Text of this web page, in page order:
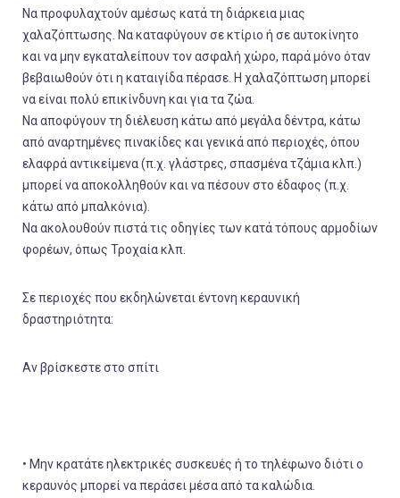
Να προφυλαχτούν αμέσως κατά τη διάρκεια μιας
χαλαζόπτωσης. Να καταφύγουν σε κτίριο ή σε αυτοκίνητο
και να μην εγκαταλείπουν τον ασφαλή χώρο, παρά μόνο όταν
βεβαιωθούν ότι η καταιγίδα πέρασε. Η χαλαζόπτωση μπορεί
να είναι πολύ επικίνδυνη και για τα ζώα.
Να αποφύγουν τη διέλευση κάτω από μεγάλα δέντρα, κάτω
από αναρτημένες πινακίδες και γενικά από περιοχές, όπου
ελαφρά αντικείμενα (π.χ. γλάστρες, σπασμένα τζάμια κλπ.)
μπορεί να αποκολληθούν και να πέσουν στο έδαφος (π.χ.
κάτω από μπαλκόνια).
Να ακολουθούν πιστά τις οδηγίες των κατά τόπους αρμοδίων
φορέων, όπως Τροχαία κλπ.
Σε περιοχές που εκδηλώνεται έντονη κεραυνική
δραστηριότητα:
Αν βρίσκεστε στο σπίτι
• Μην κρατάτε ηλεκτρικές συσκευές ή το τηλέφωνο διότι ο
κεραυνός μπορεί να περάσει μέσα από τα καλώδια.